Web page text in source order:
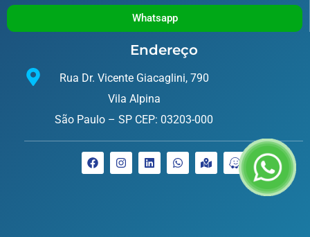
Whatsapp
Endereço
Rua Dr. Vicente Giacaglini, 790
Vila Alpina
São Paulo – SP CEP: 03203-000